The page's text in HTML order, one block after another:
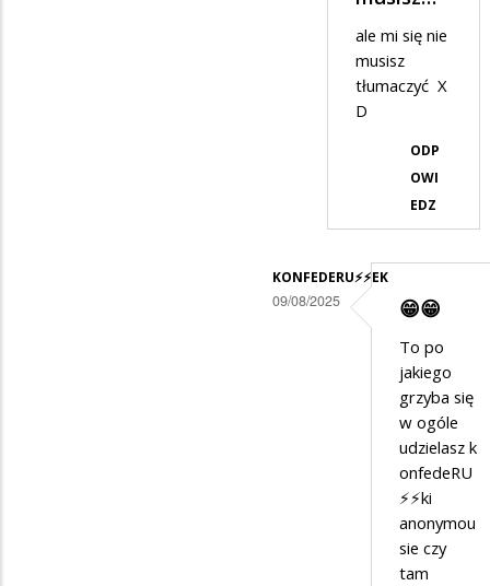
3,14⚡️⚡️WYBORCAale mi się nie
musisz
tłumaczyć X
D
ODP
OWI
EDZ
KONFEDERU⚡️⚡️EK
09/08/2025 😁😁
To po
jakiego
grzyba się
w ogóle
udzielasz k
onfedeRU
⚡️⚡️ki
anonymou
sie czy
tam